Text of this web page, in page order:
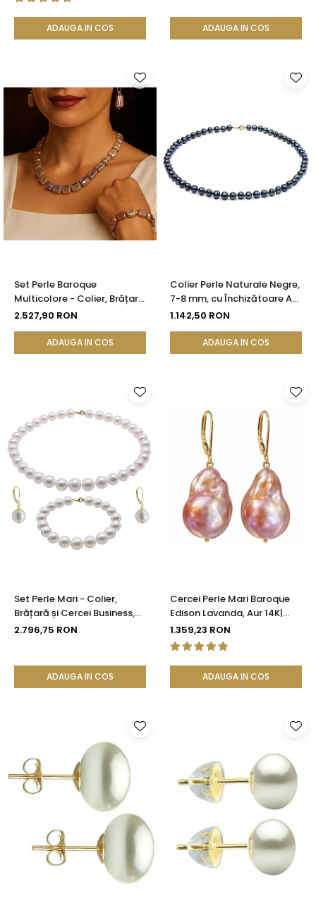
ADAUGA IN COS ADAUGA IN COS
Set Perle Baroque
Multicolore - Colier, Brățară
și Cercei, Aur Galben 14K |
2.527,90 RON
ADAUGA IN COS
Colier Perle Naturale Negre,
7-8 mm, cu Închizătoare Aur
14K (aur 585) | KASKADDA®
1.142,50 RON
ADAUGA IN COS
Set Perle Mari - Colier,
Brățară și Cercei Business,
Aur Galben 14K, Perle Albe
2.796,75 RON
ADAUGA IN COS
Cercei Perle Mari Baroque
Edison Lavanda, Aur 14K|
KASKADDA®
1.359,23 RON
ADAUGA IN COS